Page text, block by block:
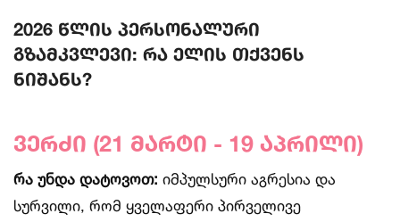
2026 წლის პერსონალური
გზამკვლევი: რა ელის თქვენს
ნიშანს?
ვერძი (21 მარტი - 19 აპრილი)
რა უნდა დატოვოთ: იმპულსური აგრესია და
სურვილი, რომ ყველაფერი პირველივე